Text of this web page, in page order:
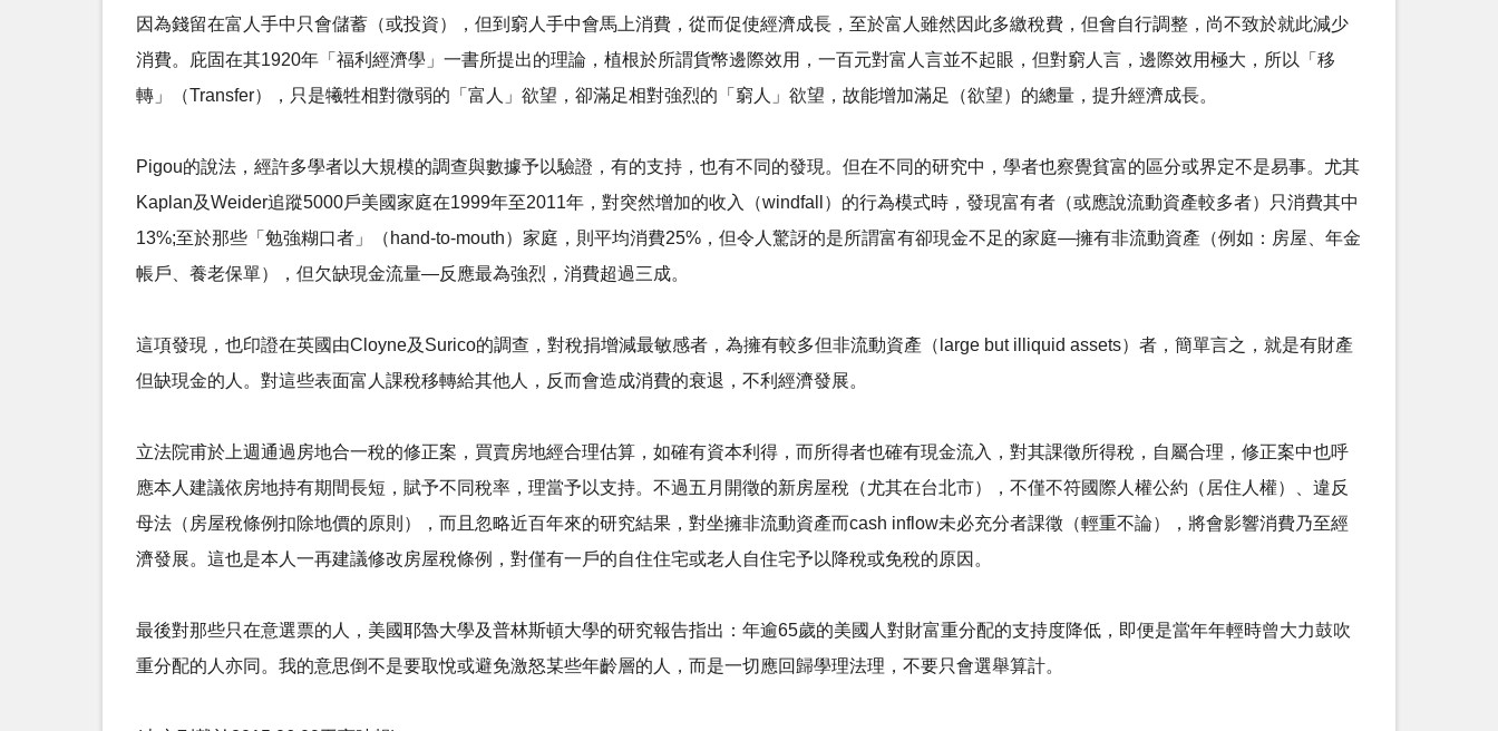
因為錢留在富人手中只會儲蓄（或投資），但到窮人手中會馬上消費，從而促使經濟成長，至於富人雖然因此多繳稅費，但會自行調整，尚不致於就此減少
消費。庇固在其1920年「福利經濟學」一書所提出的理論，植根於所謂貨幣邊際效用，一百元對富人言並不起眼，但對窮人言，邊際效用極大，所以「移
轉」（Transfer），只是犧牲相對微弱的「富人」欲望，卻滿足相對強烈的「窮人」欲望，故能增加滿足（欲望）的總量，提升經濟成長。
Pigou的說法，經許多學者以大規模的調查與數據予以驗證，有的支持，也有不同的發現。但在不同的研究中，學者也察覺貧富的區分或界定不是易事。尤其
Kaplan及Weider追蹤5000戶美國家庭在1999年至2011年，對突然增加的收入（windfall）的行為模式時，發現富有者（或應說流動資產較多者）只消費其中
13%;至於那些「勉強糊口者」（hand-to-mouth）家庭，則平均消費25%，但令人驚訝的是所謂富有卻現金不足的家庭―擁有非流動資產（例如：房屋、年金
帳戶、養老保單），但欠缺現金流量―反應最為強烈，消費超過三成。
這項發現，也印證在英國由Cloyne及Surico的調查，對稅捐增減最敏感者，為擁有較多但非流動資產（large but illiquid assets）者，簡單言之，就是有財產
但缺現金的人。對這些表面富人課稅移轉給其他人，反而會造成消費的衰退，不利經濟發展。
立法院甫於上週通過房地合一稅的修正案，買賣房地經合理估算，如確有資本利得，而所得者也確有現金流入，對其課徵所得稅，自屬合理，修正案中也呼
應本人建議依房地持有期間長短，賦予不同稅率，理當予以支持。不過五月開徵的新房屋稅（尤其在台北市），不僅不符國際人權公約（居住人權）、違反
母法（房屋稅條例扣除地價的原則），而且忽略近百年來的研究結果，對坐擁非流動資產而cash inflow未必充分者課徵（輕重不論），將會影響消費乃至經
濟發展。這也是本人一再建議修改房屋稅條例，對僅有一戶的自住住宅或老人自住宅予以降稅或免稅的原因。
最後對那些只在意選票的人，美國耶魯大學及普林斯頓大學的研究報告指出：年逾65歲的美國人對財富重分配的支持度降低，即便是當年年輕時曾大力鼓吹
重分配的人亦同。我的意思倒不是要取悅或避免激怒某些年齡層的人，而是一切應回歸學理法理，不要只會選舉算計。